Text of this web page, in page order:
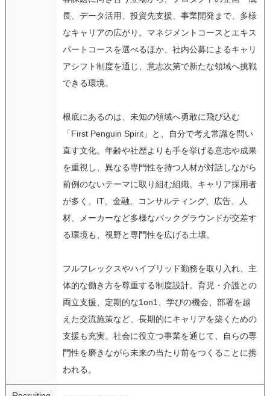
長、データ活用、投資先支援、事業開発まで、多様
なキャリアの広がり。マネジメントコースとエキス
パートコースを選べるほか、社内公募によるキャリ
アシフト制度を通じ、意志次第で新たな領域へ挑戦
できる環境。
根底にあるのは、未知の領域へ勇敢に飛び込む
「First Penguin Spirit」と、自分で考え常識を問い
直す文化。年齢や社歴よりも手を挙げる意志や成果
を重視し、異なる専門性を持つ人材が対話しながら
前例のないテーマに取り組む組織。キャリア採用者
が多く、IT、金融、コンサルティング、広告、人
材、メーカーなど多様なバックグラウンドが交差す
る環境も、視野と専門性を広げる土壌。
フルフレックスやハイブリッド勤務を取り入れ、主
体的な働き方を尊重する制度設計。育児・介護との
両立支援、定期的な1on1、学びの機会、部署を越
えた交流施策など、長期的にキャリアを築くための
支援も充実。社会に役立つ事業を通じて、自らの専
門性を磨きながら未来の当たり前をつくることに携
われる。